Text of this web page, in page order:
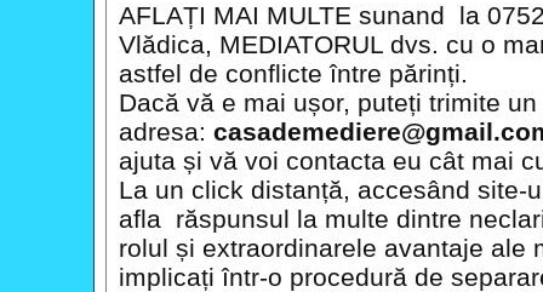
AFLAȚI MAI MULTE sunand la
Vlădica, MEDIATORUL dvs. cu o
astfel de conflicte între părinți.
Dacă vă e mai ușor, puteți trimite
adresa:
ajuta și vă voi contacta eu cât mai
La un click distanță, accesând site-
afla răspunsul la multe dintre
rolul și extraordinarele avantaje ale
implicați într-o procedură de